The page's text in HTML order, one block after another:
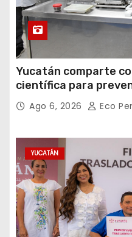
Yucatán comparte
científica para
transmitidas por
Ago 6, 2026 Eco
YUCATÁN